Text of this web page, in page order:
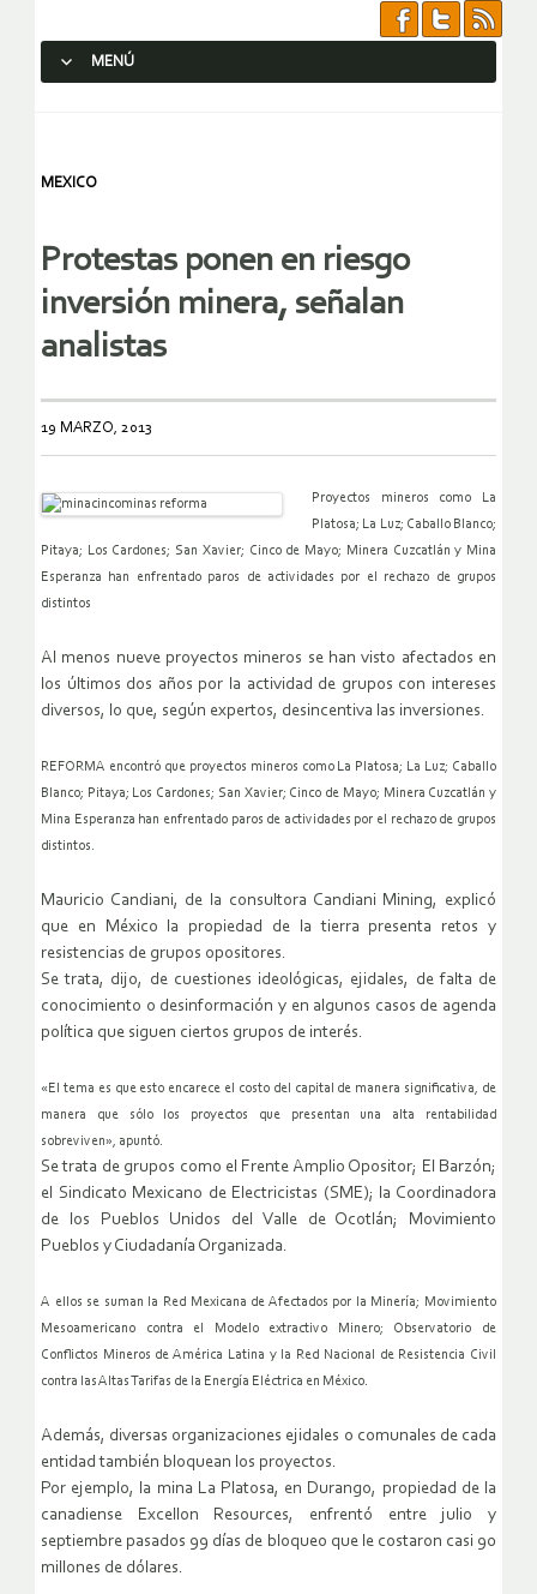
MENÚ
MEXICO
Protestas ponen en riesgo
inversión minera, señalan
analistas
19 MARZO, 2013
Proyectos mineros como La
Platosa; La Luz; Caballo Blanco;
Pitaya; Los Cardones; San Xavier; Cinco de Mayo; Minera Cuzcatlán y Mina
Esperanza han enfrentado paros de actividades por el rechazo de grupos
distintos
Al menos nueve proyectos mineros se han visto afectados en
los últimos dos años por la actividad de grupos con intereses
diversos, lo que, según expertos, desincentiva las inversiones.
REFORMA encontró que proyectos mineros como La Platosa; La Luz; Caballo
Blanco; Pitaya; Los Cardones; San Xavier; Cinco de Mayo; Minera Cuzcatlán y
Mina Esperanza han enfrentado paros de actividades por el rechazo de grupos
distintos.
Mauricio Candiani, de la consultora Candiani Mining, explicó
que en México la propiedad de la tierra presenta retos y
resistencias de grupos opositores.
Se trata, dijo, de cuestiones ideológicas, ejidales, de falta de
conocimiento o desinformación y en algunos casos de agenda
política que siguen ciertos grupos de interés.
«El tema es que esto encarece el costo del capital de manera significativa, de
manera que sólo los proyectos que presentan una alta rentabilidad
sobreviven», apuntó.
Se trata de grupos como el Frente Amplio Opositor; El Barzón;
el Sindicato Mexicano de Electricistas (SME); la Coordinadora
de los Pueblos Unidos del Valle de Ocotlán; Movimiento
Pueblos y Ciudadanía Organizada.
A ellos se suman la Red Mexicana de Afectados por la Minería; Movimiento
Mesoamericano contra el Modelo extractivo Minero; Observatorio de
Conflictos Mineros de América Latina y la Red Nacional de Resistencia Civil
contra las Altas Tarifas de la Energía Eléctrica en México.
Además, diversas organizaciones ejidales o comunales de cada
entidad también bloquean los proyectos.
Por ejemplo, la mina La Platosa, en Durango, propiedad de la
canadiense Excellon Resources, enfrentó entre julio y
septiembre pasados 99 días de bloqueo que le costaron casi 90
millones de dólares.